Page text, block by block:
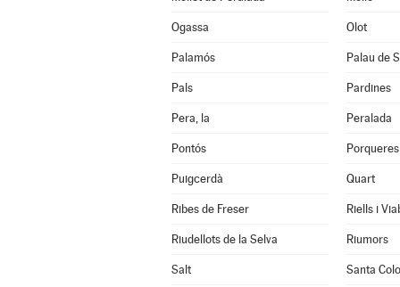
Ogassa Olot
Palamós Palau de
Pals Pardines
Pera, la Peralada
Pontós Porqueres
Puigcerdà Quart
Ribes de Freser Riells i
Riudellots de la Selva Riumors
Salt Santa